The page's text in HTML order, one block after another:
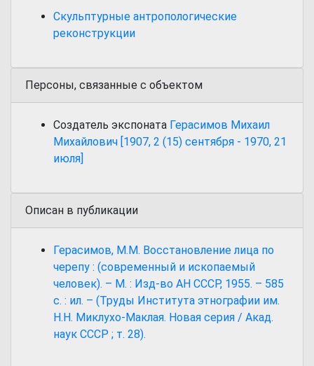
Скульптурные антропологические
реконструкции
Персоны, связанные с объектом
Создатель экспоната Герасимов Михаил
Михайлович [1907, 2 (15) сентября - 1970, 21
июля]
Описан в публикации
Герасимов, М.М. Восстановление лица по
черепу : (современный и ископаемый
человек). – М. : Изд-во АН СССР, 1955. – 585
с. : ил. – (Труды Института этнографии им.
Н.Н. Миклухо-Маклая. Новая серия / Акад.
наук СССР ; т. 28).